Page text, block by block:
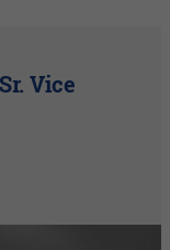
Vice